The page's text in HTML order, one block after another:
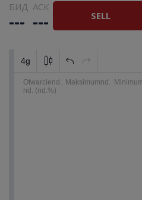
БИД
---
АСК
--- SELL